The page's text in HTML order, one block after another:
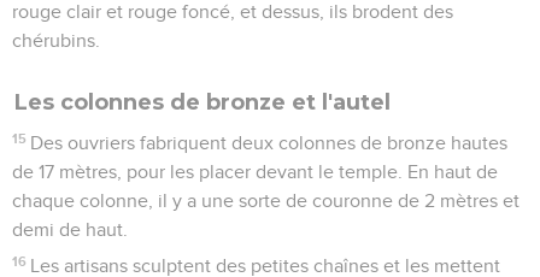
rouge clair et rouge foncé, et dessus, ils brodent des
chérubins.
Les colonnes de bronze et l'autel
15 Des ouvriers fabriquent deux colonnes de bronze hautes
de 17 mètres, pour les placer devant le temple. En haut de
chaque colonne, il y a une sorte de couronne de 2 mètres et
demi de haut.
16 Les artisans sculptent des petites chaînes et les mettent